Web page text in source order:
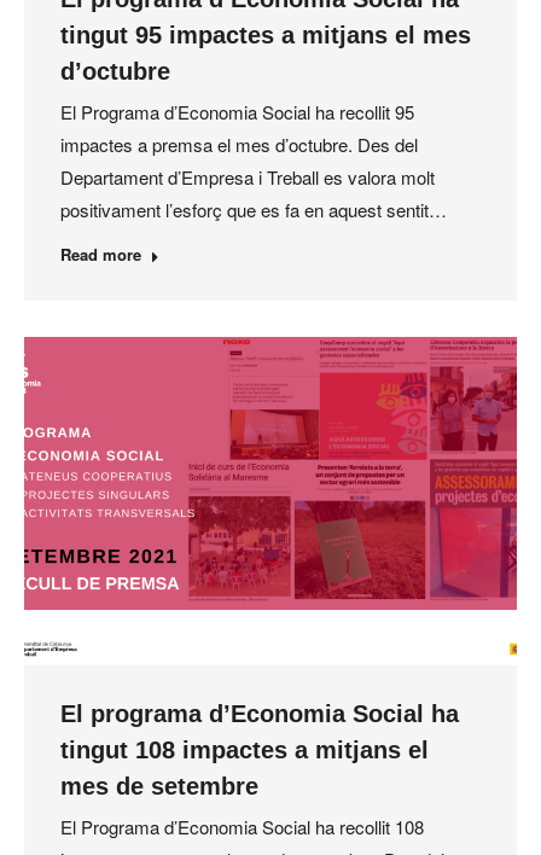
tingut 95 impactes a mitjans el mes
d’octubre
El Programa d’Economia Social ha recollit 95
impactes a premsa el mes d’octubre. Des del
Departament d’Empresa i Treball es valora molt
positivament l’esforç que es fa en aquest sentit…
Read more
El programa d’Economia Social ha
tingut 108 impactes a mitjans el
mes de setembre
El Programa d’Economia Social ha recollit 108